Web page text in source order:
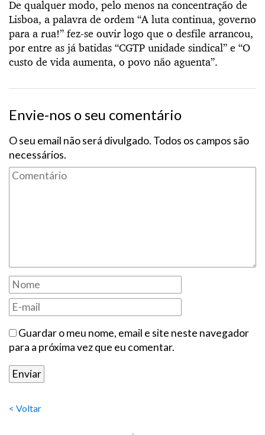
De qualquer modo, pelo menos na concentração de
Lisboa, a palavra de ordem “A luta continua, governo
para a rua!” fez-se ouvir logo que o desfile arrancou,
por entre as já batidas “CGTP unidade sindical” e “O
custo de vida aumenta, o povo não aguenta”.
Envie-nos o seu comentário
O seu email não será divulgado. Todos os campos são
necessários.
Guardar o meu nome, email e site neste navegador
para a próxima vez que eu comentar.
< Voltar
.